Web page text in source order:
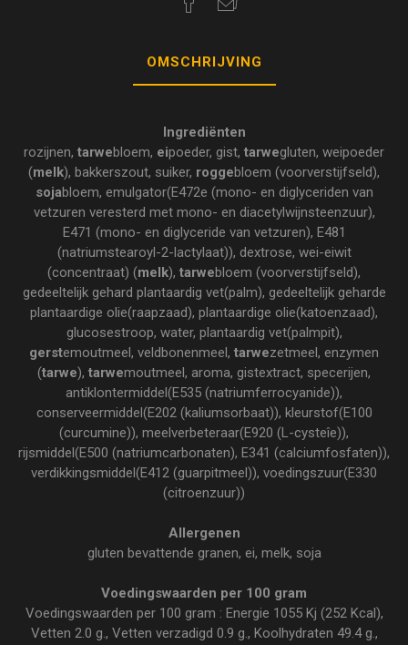
OMSCHRIJVING
Ingrediënten
rozijnen, tarwebloem, eipoeder, gist, tarwegluten, weipoeder
(melk), bakkerszout, suiker, roggebloem (voorverstijfseld),
sojabloem, emulgator(E472e (mono- en diglyceriden van
vetzuren veresterd met mono- en diacetylwijnsteenzuur),
E471 (mono- en diglyceride van vetzuren), E481
(natriumstearoyl-2-lactylaat)), dextrose, wei-eiwit
(concentraat) (melk), tarwebloem (voorverstijfseld),
gedeeltelijk gehard plantaardig vet(palm), gedeeltelijk geharde
plantaardige olie(raapzaad), plantaardige olie(katoenzaad),
glucosestroop, water, plantaardig vet(palmpit),
gerstemoutmeel, veldbonenmeel, tarwezetmeel, enzymen
(tarwe), tarwemoutmeel, aroma, gistextract, specerijen,
antiklontermiddel(E535 (natriumferrocyanide)),
conserveermiddel(E202 (kaliumsorbaat)), kleurstof(E100
(curcumine)), meelverbeteraar(E920 (L-cysteîe)),
rijsmiddel(E500 (natriumcarbonaten), E341 (calciumfosfaten)),
verdikkingsmiddel(E412 (guarpitmeel)), voedingszuur(E330
(citroenzuur))
Allergenen
gluten bevattende granen, ei, melk, soja
Voedingswaarden per 100 gram
Voedingswaarden per 100 gram : Energie 1055 Kj (252 Kcal),
Vetten 2.0 g., Vetten verzadigd 0.9 g., Koolhydraten 49.4 g.,